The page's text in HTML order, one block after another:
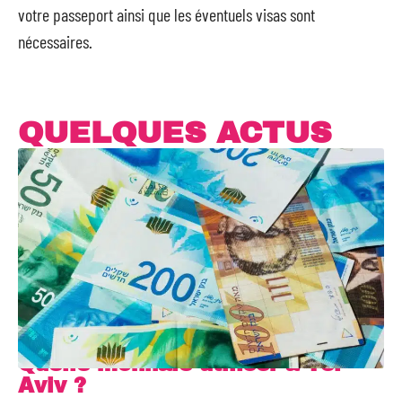
votre passeport ainsi que les éventuels visas sont
nécessaires.
QUELQUES ACTUS
Quelle monnaie utiliser à Tel-
Aviv ?